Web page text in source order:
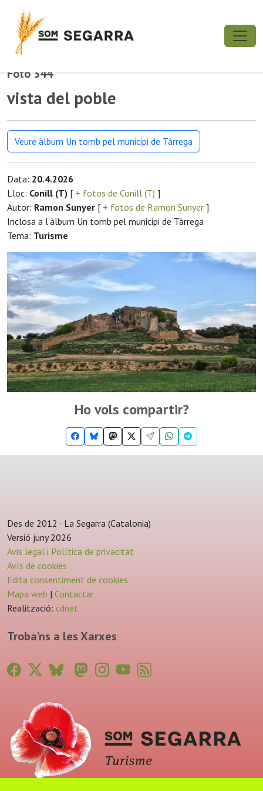
Foto 344
vista del poble
Veure àlbum Un tomb pel municipi de Tàrrega
Data: 20.4.2026
Lloc: Conill (T) [ + fotos de Conill (T) ]
Autor: Ramon Sunyer [ + fotos de Ramon Sunyer ]
Inclosa a l'àlbum Un tomb pel municipi de Tàrrega
Tema: Turisme
Ho vols compartir?
Des de 2012 · La Segarra (Catalonia)
Versió juny 2026
Avis legal i Política de privacitat
Avís de cookies
Edita consentiment de cookies
Mapa web | Contactar
Realització: cdnet
Troba'ns a les Xarxes